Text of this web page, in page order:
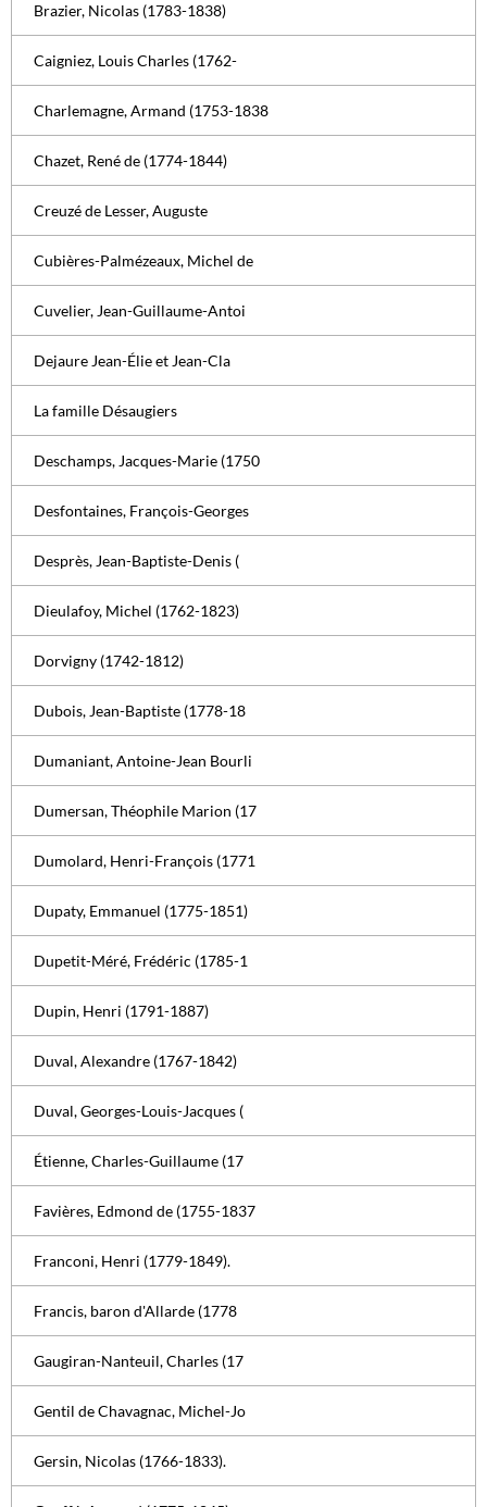
Brazier, Nicolas (1783-1838)
Caigniez, Louis Charles (1762-
Charlemagne, Armand (1753-1838
Chazet, René de (1774-1844)
Creuzé de Lesser, Auguste
Cubières-Palmézeaux, Michel de
Cuvelier, Jean-Guillaume-Antoi
Dejaure Jean-Élie et Jean-Cla
La famille Désaugiers
Deschamps, Jacques-Marie (1750
Desfontaines, François-Georges
Desprès, Jean-Baptiste-Denis (
Dieulafoy, Michel (1762-1823)
Dorvigny (1742-1812)
Dubois, Jean-Baptiste (1778-18
Dumaniant, Antoine-Jean Bourli
Dumersan, Théophile Marion (17
Dumolard, Henri-François (1771
Dupaty, Emmanuel (1775-1851)
Dupetit-Méré, Frédéric (1785-1
Dupin, Henri (1791-1887)
Duval, Alexandre (1767-1842)
Duval, Georges-Louis-Jacques (
Étienne, Charles-Guillaume (17
Favières, Edmond de (1755-1837
Franconi, Henri (1779-1849).
Francis, baron d'Allarde (1778
Gaugiran-Nanteuil, Charles (17
Gentil de Chavagnac, Michel-Jo
Gersin, Nicolas (1766-1833).